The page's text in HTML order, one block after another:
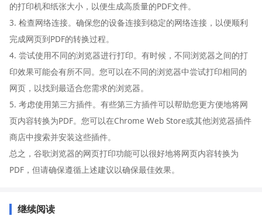
的打印机和纸张大小，以便生成高质量的PDF文件。
3. 检查网络连接。确保您的设备连接到稳定的网络连接，以便顺利
完成网页到PDF的转换过程。
4. 尝试使用不同的浏览器进行打印。有时候，不同浏览器之间的打
印效果可能会有所不同。您可以在不同的浏览器中尝试打印相同的
网页，以找到最适合您需求的浏览器。
5. 考虑使用第三方插件。有些第三方插件可以帮助您更方便地将网
页内容转换为PDF。您可以在Chrome Web Store或其他浏览器插件
商店中搜索并安装这些插件。
总之，谷歌浏览器的网页打印功能可以很好地将网页内容转换为
PDF，但请确保遵循上述建议以确保最佳效果。
继续阅读